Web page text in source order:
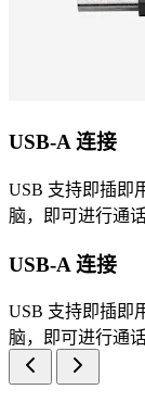
USB-A 连接
USB 支持即插即
脑，即可进行通
USB-A 连接
USB 支持即插即
脑，即可进行通